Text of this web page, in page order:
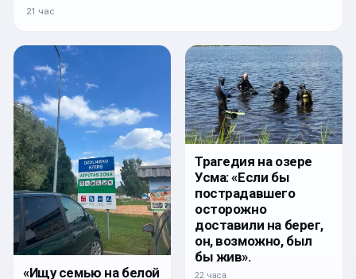
21 час
«Ищу семью на белой
Трагедия на озере
Усма: «Если бы
пострадавшего
осторожно
доставили на берег,
он, возможно, был
бы жив».
22 часа